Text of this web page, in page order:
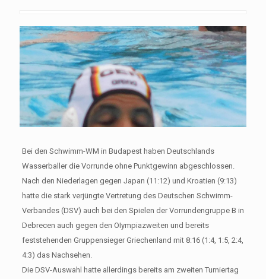
Bei den Schwimm-WM in Budapest haben Deutschlands
Wasserballer die Vorrunde ohne Punktgewinn abgeschlossen.
Nach den Niederlagen gegen Japan (11:12) und Kroatien (9:13)
hatte die stark verjüngte Vertretung des Deutschen Schwimm-
Verbandes (DSV) auch bei den Spielen der Vorrundengruppe B in
Debrecen auch gegen den OIympiazweiten und bereits
feststehenden Gruppensieger Griechenland mit 8:16 (1:4, 1:5, 2:4,
4:3) das Nachsehen.
Die DSV-Auswahl hatte allerdings bereits am zweiten Turniertag